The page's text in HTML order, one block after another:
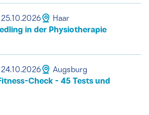
Haar
in der Physiotherapie
Augsburg
Check - 45 Tests und